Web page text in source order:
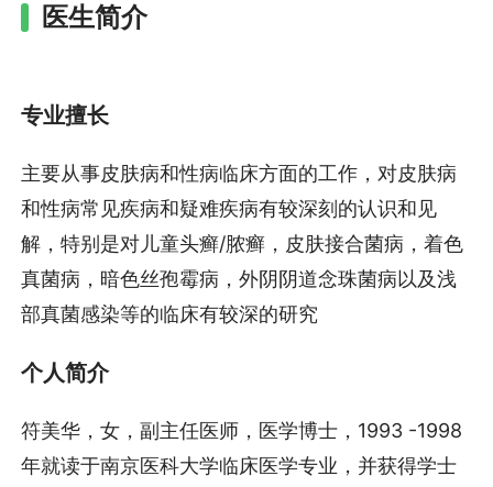
医生简介
专业擅长
主要从事皮肤病和性病临床方面的工作，对皮肤病
和性病常见疾病和疑难疾病有较深刻的认识和见
解，特别是对儿童头癣/脓癣，皮肤接合菌病，着色
真菌病，暗色丝孢霉病，外阴阴道念珠菌病以及浅
部真菌感染等的临床有较深的研究
个人简介
符美华，女，副主任医师，医学博士，1993 -1998
年就读于南京医科大学临床医学专业，并获得学士